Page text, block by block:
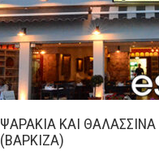
ΨΑΡΑΚΙΑ ΚΑΙ ΘΑΛΑΣΣΙΝΑ
(ΒΑΡΚΙΖΑ)